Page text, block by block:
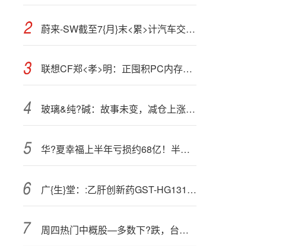
蔚来-SW截至7{月}末<累>计汽车交付量达80.67万辆
联想CF郑<孝>明：正囤积PC内存，不会向客户转嫁成本
玻璃&纯?碱：故事未变，减仓上涨，底部确认了吗？
华?夏幸福上半年亏损约68亿！半年报遭平安系董事投反对票，称“置换贷处理不审慎”
广{生}堂：:乙肝创新药GST-HG131临床研究成果获国际学术认可
周四热门中概股—多数下?跌，台积电涨1.66%，阿里巴巴跌4.04%